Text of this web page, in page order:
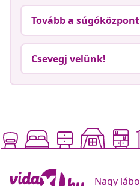
Tovább a
Csevegj velünk!
Nagy